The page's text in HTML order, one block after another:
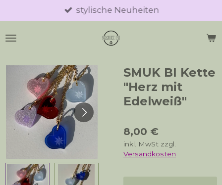
Hauptinhalt
springen
stylische Neuheiten
SMUK BI Kette
"Herz mit
Edelweiß"
8,00 €
inkl. MwSt zzgl.
Versandkosten